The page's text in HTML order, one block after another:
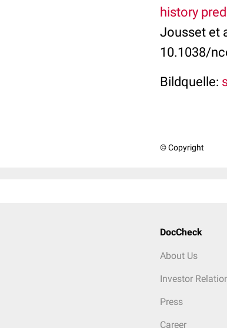
history
Jousset et
10.1038/
Bildquelle:
© Copyright
DocCheck
About Us
Investor
Press
Career